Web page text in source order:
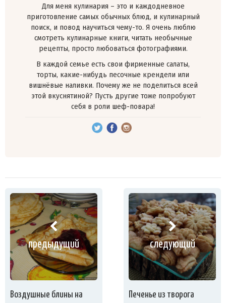
Для меня кулинария – это и каждодневное
приготовление самых обычных блюд, и кулинарный
поиск, и повод научиться чему-то. Я очень люблю
смотреть кулинарные книги, читать необычные
рецепты, просто любоваться фотографиями.
В каждой семье есть свои фирменные салаты,
торты, какие-нибудь песочные крендели или
вишнёвые наливки. Почему же не поделиться всей
этой вкуснятиной? Пусть другие тоже попробуют
себя в роли шеф-повара!
предыдущий
Воздушные блины на
следующий
Печенье из творога